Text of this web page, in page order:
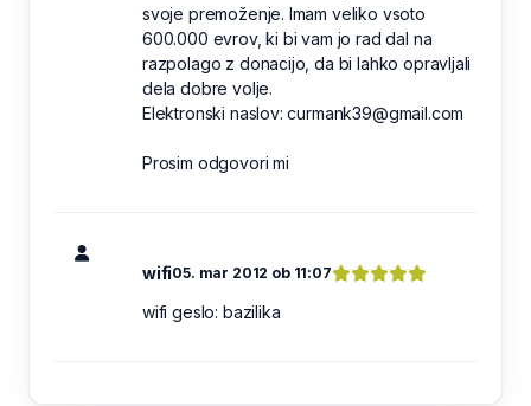
svoje premoženje. Imam veliko vsoto
600.000 evrov, ki bi vam jo rad dal na
razpolago z donacijo, da bi lahko opravljali
dela dobre volje.
Elektronski naslov: curmank39@gmail.com
Prosim odgovori mi
wifi05. mar 2012 ob 11:07
wifi geslo: bazilika